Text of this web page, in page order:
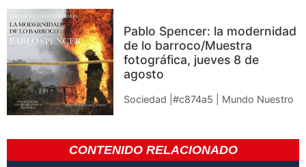
Pablo Spencer: la modernidad
de lo barroco/Muestra
fotográfica, jueves 8 de
agosto
Sociedad |#c874a5 | Mundo Nuestro
CONTENIDO RELACIONADO